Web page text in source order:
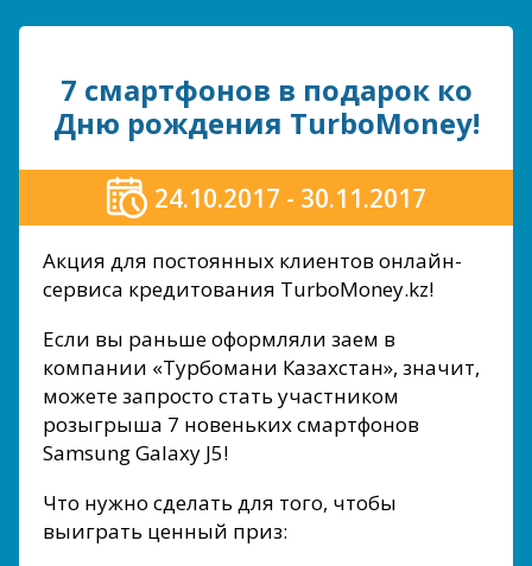
7 смартфонов в подарок ко
Дню рождения TurboMoney!
24.10.2017 - 30.11.2017
Акция для постоянных клиентов онлайн-
сервиса кредитования TurboMoney.kz!
Если вы раньше оформляли заем в
компании «Турбомани Казахстан», значит,
можете запросто стать участником
розыгрыша 7 новеньких смартфонов
Samsung Galaxy J5!
Что нужно сделать для того, чтобы
выиграть ценный приз: